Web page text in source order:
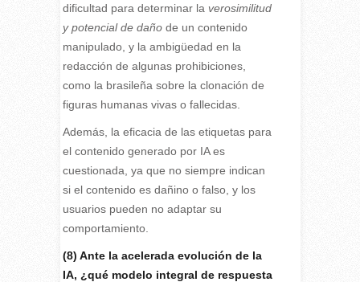
dificultad para determinar la verosimilitud
y potencial de dañode un contenido
manipulado, y la ambigüedad en la
redacción de algunas prohibiciones,
como la brasileña sobre la clonación de
figuras humanas vivas o fallecidas.
Además, la eficacia de las etiquetas para
el contenido generado por IA es
cuestionada, ya que no siempre indican
si el contenido es dañino o falso, y los
usuarios pueden no adaptar su
comportamiento.
(8) Ante la acelerada evolución de la
IA, ¿qué modelo integral de respuesta